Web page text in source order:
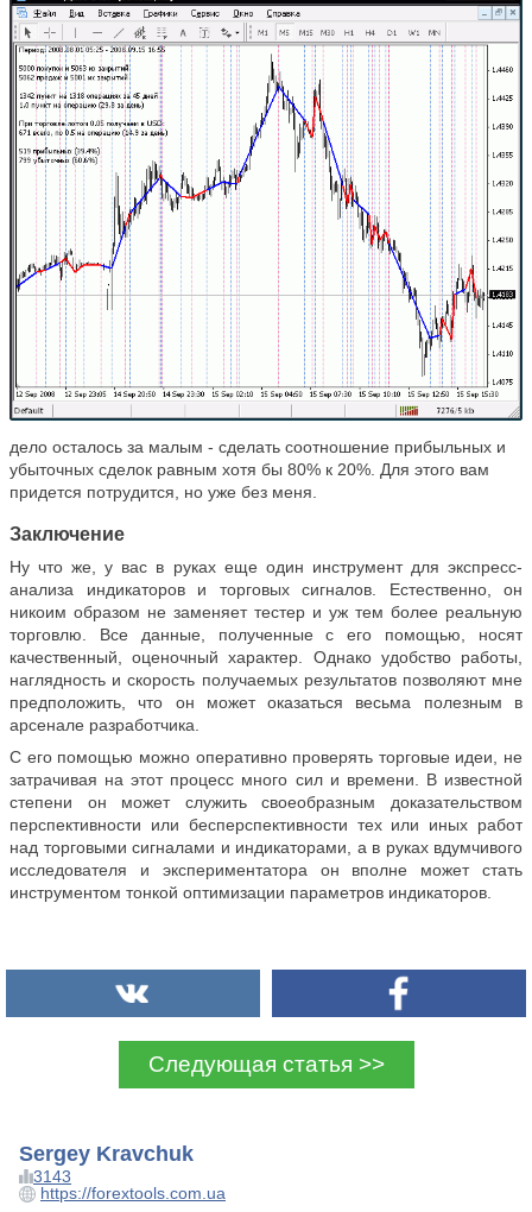
дело осталось за малым - сделать соотношение прибыльных и
убыточных сделок равным хотя бы 80% к 20%. Для этого вам
придется потрудится, но уже без меня.
Заключение
Ну что же, у вас в руках еще один инструмент для экспресс-
анализа индикаторов и торговых сигналов. Естественно, он
никоим образом не заменяет тестер и уж тем более реальную
торговлю. Все данные, полученные с его помощью, носят
качественный, оценочный характер. Однако удобство работы,
наглядность и скорость получаемых результатов позволяют мне
предположить, что он может оказаться весьма полезным в
арсенале разработчика.
С его помощью можно оперативно проверять торговые идеи, не
затрачивая на этот процесс много сил и времени. В известной
степени он может служить своеобразным доказательством
перспективности или бесперспективности тех или иных работ
над торговыми сигналами и индикаторами, а в руках вдумчивого
исследователя и экспериментатора он вполне может стать
инструментом тонкой оптимизации параметров индикаторов.
Следующая статья >>
Sergey Kravchuk
3143
https://forextools.com.ua